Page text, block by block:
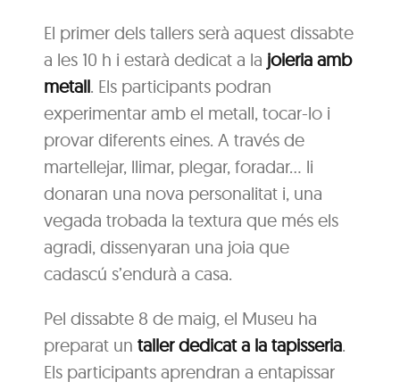
El primer dels tallers serà aquest dissabte
a les 10 h i estarà dedicat a la joieria amb
metall. Els participants podran
experimentar amb el metall, tocar-lo i
provar diferents eines. A través de
martellejar, llimar, plegar, foradar… li
donaran una nova personalitat i, una
vegada trobada la textura que més els
agradi, dissenyaran una joia que
cadascú s’endurà a casa.
Pel dissabte 8 de maig, el Museu ha
preparat untaller dedicat a la tapisseria.
Els participants aprendran a entapissar